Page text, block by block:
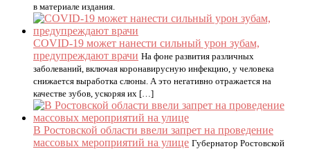
в материале издания.
COVID-19 может нанести сильный урон зубам,
предупреждают врачи На фоне развития различных
заболеваний, включая коронавирусную инфекцию, у человека
снижается выработка слюны. А это негативно отражается на
качестве зубов, ускоряя их […]
В Ростовской области ввели запрет на проведение
массовых мероприятий на улице Губернатор Ростовской